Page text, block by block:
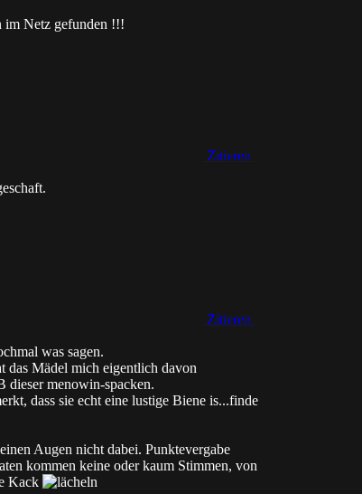
im Netz gefunden !!!
Zitieren
Zitieren
was sagen.
das Mädel mich eigentlich davon
dieser menowin-spacken.
dass sie echt eine lustige Biene is...finde
Augen nicht dabei. Punktevergabe
kommen keine oder kaum Stimmen, von
Kack